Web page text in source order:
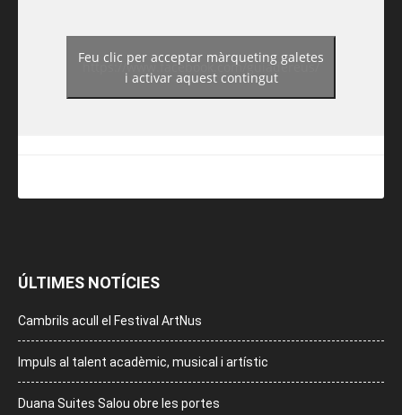
https://www.facebook.com/guiadereus/
Feu clic per acceptar màrqueting galetes
i activar aquest contingut
ÚLTIMES NOTÍCIES
Cambrils acull el Festival ArtNus
Impuls al talent acadèmic, musical i artístic
Duana Suites Salou obre les portes